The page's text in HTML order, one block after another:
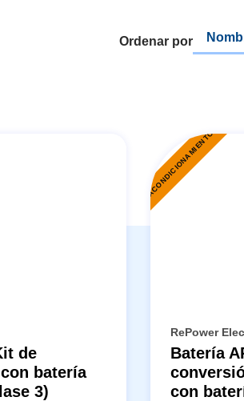
Ordenar por
de
batería
3)
REACONDICIONAMIENTO
RePower
Batería
con